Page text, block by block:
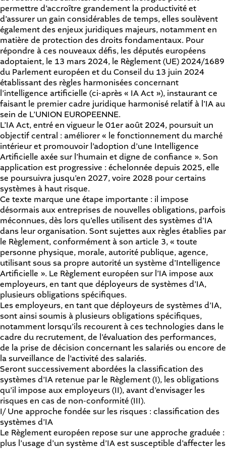
permettre d’accroître grandement la productivité et
d’assurer un gain considérables de temps, elles soulèvent
également des enjeux juridiques majeurs, notamment en
matière de protection des droits fondamentaux. Pour
répondre à ces nouveaux défis, les députés européens
adoptaient, le 13 mars 2024, le Règlement (UE) 2024/1689
du Parlement européen et du Conseil du 13 juin 2024
établissant des règles harmonisées concernant
l’intelligence artificielle (ci-après « IA Act »), instaurant ce
faisant le premier cadre juridique harmonisé relatif à l’IA au
sein de L’UNION EUROPEENNE.
L’IA Act, entré en vigueur le 01er août 2024, poursuit un
objectif central : améliorer « le fonctionnement du marché
intérieur et promouvoir l’adoption d’une Intelligence
Artificielle axée sur l’humain et digne de confiance ». Son
application est progressive : échelonnée depuis 2025, elle
se poursuivra jusqu’en 2027, voire 2028 pour certains
systèmes à haut risque.
Ce texte marque une étape importante : il impose
désormais aux entreprises de nouvelles obligations, parfois
méconnues, dès lors qu’elles utilisent des systèmes d’IA
dans leur organisation. Sont sujettes aux règles établies par
le Règlement, conformément à son article 3, « toute
personne physique, morale, autorité publique, agence,
utilisant sous sa propre autorité un système d’Intelligence
Artificielle ». Le Règlement européen sur l’IA impose aux
employeurs, en tant que déployeurs de systèmes d’IA,
plusieurs obligations spécifiques.
Les employeurs, en tant que déployeurs de systèmes d’IA,
sont ainsi soumis à plusieurs obligations spécifiques,
notamment lorsqu’ils recourent à ces technologies dans le
cadre du recrutement, de l’évaluation des performances,
de la prise de décision concernant les salariés ou encore de
la surveillance de l’activité des salariés.
Seront successivement abordées la classification des
systèmes d’IA retenue par le Règlement (I), les obligations
qu’il impose aux employeurs (II), avant d’envisager les
risques en cas de non-conformité (III).
I/ Une approche fondée sur les risques : classification des
systèmes d’IA
Le Règlement européen repose sur une approche graduée :
plus l’usage d’un système d’IA est susceptible d’affecter les